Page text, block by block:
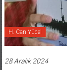
H. Can Yücel